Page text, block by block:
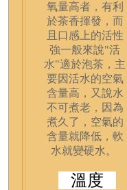
氧量高者，有利
於茶香揮發，而
且口感上的活性
強一般來說"活
水"適於泡茶，主
要因活水的空氣
含量高，又說水
不可煮老，因為
煮久了，空氣的
含量就降低，軟
水就變硬水。
溫度